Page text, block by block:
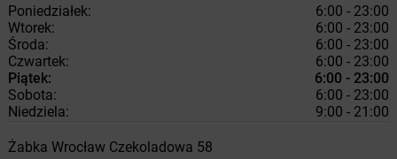
Poniedziałek:
6:00 - 23:00
Wtorek:
6:00 - 23:00
Środa:
6:00 - 23:00
Czwartek:
6:00 - 23:00
Piątek:
6:00 - 23:00
Sobota:
6:00 - 23:00
Niedziela:
9:00 - 21:00
Żabka Wrocław Czekoladowa 58